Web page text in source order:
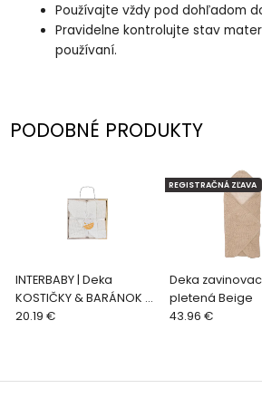
Používajte vždy pod dohľadom
Pravidelne kontrolujte stav
používaní.
PODOBNÉ PRODUKTY
INTERBABY | Deka
KOSTIČKY & BARÁNOK -
KRÉMOVÁ
20.19 €
Deka
pletená Beige
REGISTRAČNÁ ZĽAVA
43.96 €